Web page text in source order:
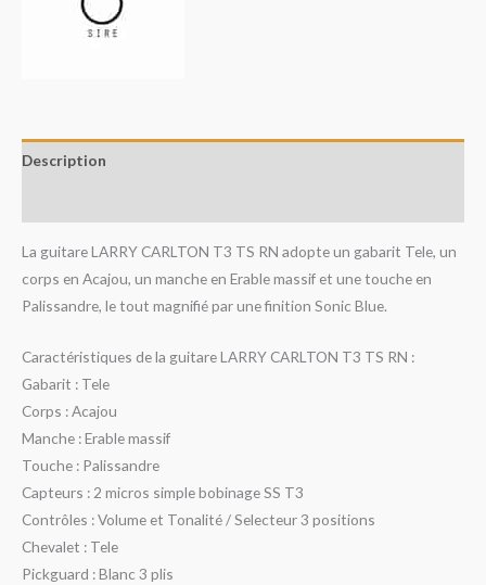
Description
La guitare LARRY CARLTON T3 TS RN adopte un gabarit Tele, un
corps en Acajou, un manche en Erable massif et une touche en
Palissandre, le tout magnifié par une finition Sonic Blue.
Caractéristiques de la guitare LARRY CARLTON T3 TS RN :
Gabarit : Tele
Corps : Acajou
Manche : Erable massif
Touche : Palissandre
Capteurs : 2 micros simple bobinage SS T3
Contrôles : Volume et Tonalité / Selecteur 3 positions
Chevalet : Tele
Pickguard : Blanc 3 plis